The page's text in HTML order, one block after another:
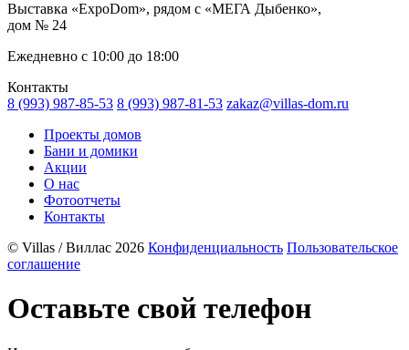
Выставка «ExpoDom», рядом с «МЕГА Дыбенко»,
дом № 24
Ежедневно с 10:00 до 18:00
Контакты
8 (993) 987-85-53 8 (993) 987-81-53 zakaz@villas-dom.ru
Проекты домов
Бани и домики
Акции
О нас
Фотоотчеты
Контакты
© Villas / Виллас 2026 Конфиденциальность Пользовательское
соглашение
Оставьте свой телефон